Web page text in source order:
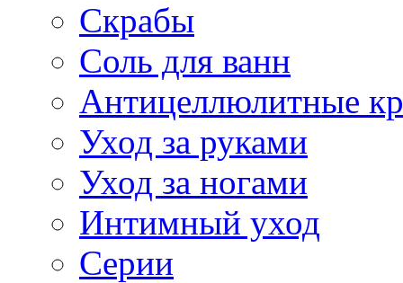
Скрабы
Соль для ванн
Антицеллюлитные
Уход за руками
Уход за ногами
Интимный уход
Серии